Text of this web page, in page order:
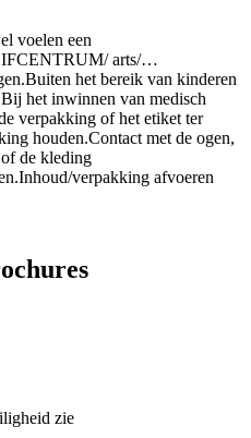
voelen een
arts/…
Buiten het bereik van kinderen
Bij het inwinnen van medisch
verpakking of het etiket ter
houden.Contact met de ogen,
de kleding
Inhoud/verpakking afvoeren
zie